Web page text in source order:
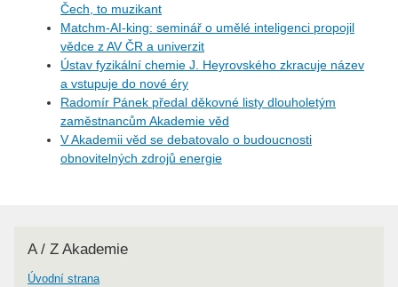
Čech, to muzikant
Matchm-AI-king: seminář o umělé inteligenci propojil
vědce z AV ČR a univerzit
Ústav fyzikální chemie J. Heyrovského zkracuje název
a vstupuje do nové éry
Radomír Pánek předal děkovné listy dlouholetým
zaměstnancům Akademie věd
V Akademii věd se debatovalo o budoucnosti
obnovitelných zdrojů energie
A / Z Akademie
Úvodní strana